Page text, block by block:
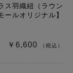
ス羽織紐（ラウン
ールオリジナル】
￥6,600 （税込）